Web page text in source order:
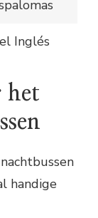
Inglés
het
handige